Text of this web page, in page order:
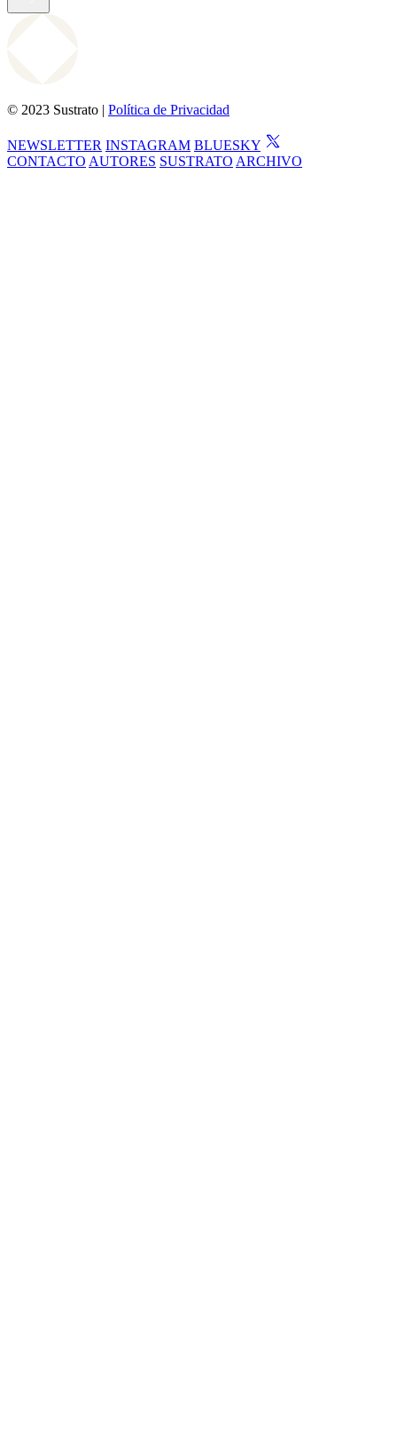
© 2023 Sustrato | Política de Privacidad
NEWSLETTER INSTAGRAM BLUESKY
CONTACTO AUTORES SUSTRATO ARCHIVO